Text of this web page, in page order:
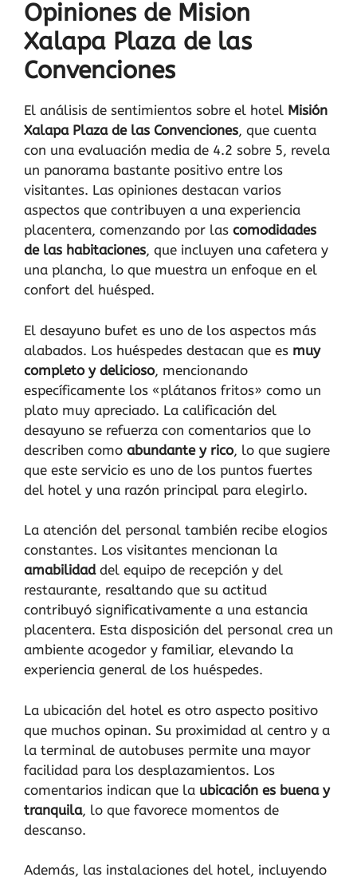
Opiniones de Mision
Xalapa Plaza de las
Convenciones
El análisis de sentimientos sobre el hotel Misión
Xalapa Plaza de las Convenciones, que cuenta
con una evaluación media de 4.2 sobre 5, revela
un panorama bastante positivo entre los
visitantes. Las opiniones destacan varios
aspectos que contribuyen a una experiencia
placentera, comenzando por las comodidades
de las habitaciones, que incluyen una cafetera y
una plancha, lo que muestra un enfoque en el
confort del huésped.
El desayuno bufet es uno de los aspectos más
alabados. Los huéspedes destacan que es muy
completo y delicioso, mencionando
específicamente los «plátanos fritos» como un
plato muy apreciado. La calificación del
desayuno se refuerza con comentarios que lo
describen como abundante y rico, lo que sugiere
que este servicio es uno de los puntos fuertes
del hotel y una razón principal para elegirlo.
La atención del personal también recibe elogios
constantes. Los visitantes mencionan la
amabilidaddel equipo de recepción y del
restaurante, resaltando que su actitud
contribuyó significativamente a una estancia
placentera. Esta disposición del personal crea un
ambiente acogedor y familiar, elevando la
experiencia general de los huéspedes.
La ubicación del hotel es otro aspecto positivo
que muchos opinan. Su proximidad al centro y a
la terminal de autobuses permite una mayor
facilidad para los desplazamientos. Los
comentarios indican que la ubicación es buena y
tranquila, lo que favorece momentos de
descanso.
Además, las instalaciones del hotel, incluyendo